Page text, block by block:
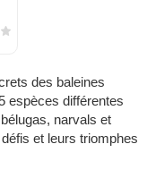
des baleines
espèces différentes
narvals et
et leurs triomphes